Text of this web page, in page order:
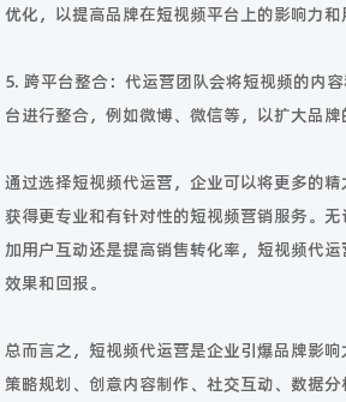
优化，以提高品牌在短视频平台上的影响力和
5. 跨平台整合：代运营团队会将短视频的内
台进行整合，例如微博、微信等，以扩大品牌
通过选择短视频代运营，企业可以将更多的
获得更专业和有针对性的短视频营销服务。
加用户互动还是提高销售转化率，短视频代
效果和回报。
总而言之，短视频代运营是企业引爆品牌影
策略规划、创意内容制作、社交互动、数据分